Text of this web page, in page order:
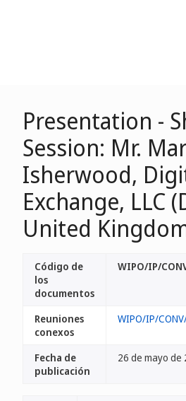
Presentation -
Session: Mr.
Isherwood,
Exchange, LLC
United
Código de
los
documentos
WIPO/IP/
Reuniones
conexos
WIPO/IP/
Fecha de
publicación
26 de mayo de